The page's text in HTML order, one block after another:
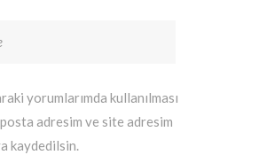
yorumlarımda kullanılması
posta adresim ve site adresim
kaydedilsin.